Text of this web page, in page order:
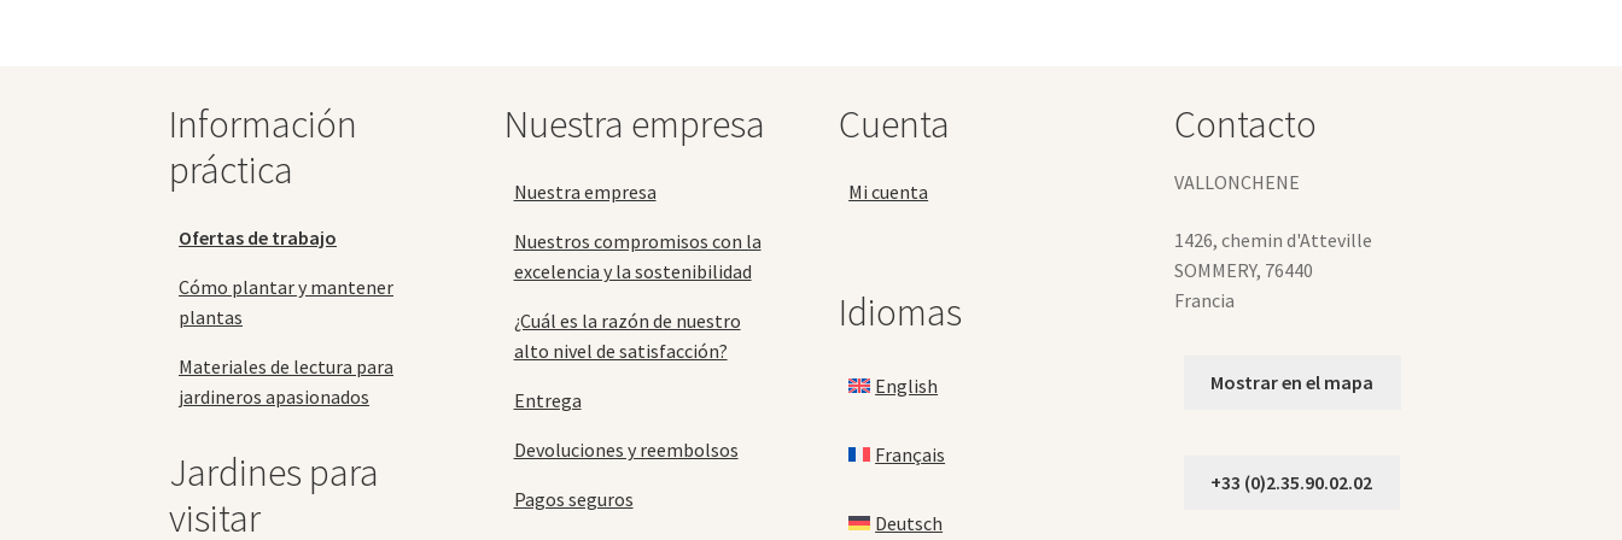
Información
práctica
Ofertas de trabajo
Cómo plantar y mantener
plantas
Materiales de lectura para
jardineros apasionados
Jardines para
visitar
Nuestra empresa
Nuestra empresa
Nuestros compromisos con la
excelencia y la sostenibilidad
¿Cuál es la razón de nuestro
alto nivel de satisfacción?
Entrega
Devoluciones y reembolsos
Pagos seguros
Cuenta
Mi cuenta
Idiomas
English
Français
Deutsch
Contacto
VALLONCHENE
1426, chemin d'Atteville
SOMMERY, 76440
Francia
Mostrar en el mapa
+33 (0)2.35.90.02.02